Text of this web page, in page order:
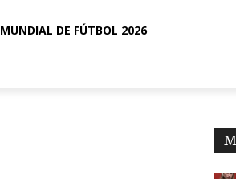
MUNDIAL DE FÚTBOL 2026